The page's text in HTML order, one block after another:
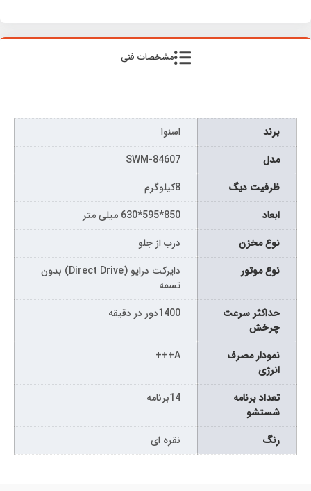
مشخصات فنی
برند
اسنوا
مدل
SWM-84607
ظرفیت دیگ
8کیلوگرم
ابعاد
850*595*630 میلی متر
نوع مخزن
درب از جلو
نوع موتور
دایرکت درایو (Direct Drive) بدون
تسمه
حداکثر سرعت
چرخش
1400دور در دقیقه
نمودار مصرف
انرژی
A+++
تعداد برنامه
شستشو
14برنامه
رنگ نقره ای